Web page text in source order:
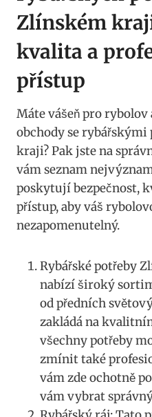
Zlínském
kvalita ‌a
přístup
Máte vášeň pro
obchody se
kraji? Pak jste⁣ na⁤
vám⁢ seznam
poskytují bezpečnost,
přístup, aby⁤ váš⁣
nezapomenutelný.
Rybářské potřeby
nabízí široký
od předních⁤
zakládá ⁣na⁢
všechny potřeby
zmínit také
vám zde ochotně
vám⁢ vybrat